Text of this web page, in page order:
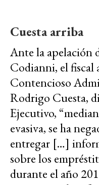
Cuesta arriba
Ante la apelación
Codianni, el fiscal
Contencioso
Rodrigo Cuesta,
Ejecutivo,
evasiva, se ha
entregar […]
sobre los
durante el año